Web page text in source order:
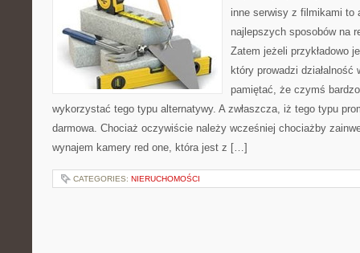
inne serwisy z filmikami to
najlepszych sposobów na
Zatem jeżeli przykładowo
który prowadzi
pamiętać, że czymś
wykorzystać tego typu alternatywy. A zwłaszcza, iż tego typu
darmowa. Chociaż oczywiście należy wcześniej chociażby
wynajem kamery red one, która jest z […]
CATEGORIES: NIERUCHOMOŚCI